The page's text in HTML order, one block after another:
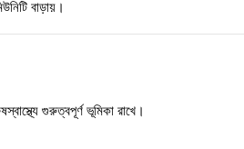
বাড়ায়।
গুরুত্বপূর্ণ ভূমিকা রাখে।